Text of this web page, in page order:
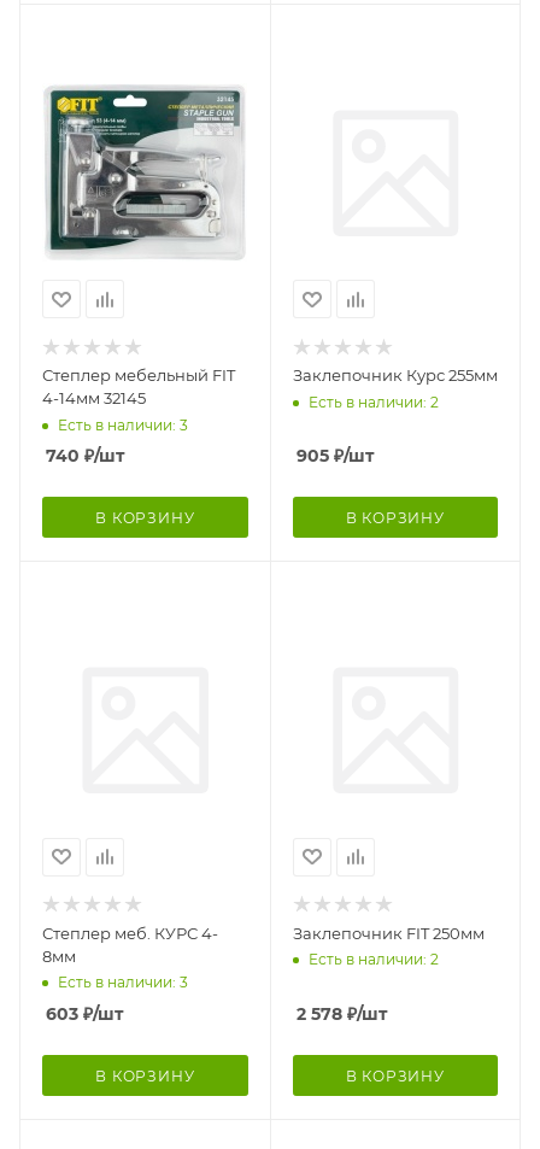
Степлер мебельный FIT
4-14мм 32145
Есть в наличии: 3
740 ₽/шт
В КОРЗИНУ
Заклепочник Курс 255мм
Есть в наличии: 2
905₽/шт
В КОРЗИНУ
Степлер меб. КУРС 4-
8мм
Есть в наличии: 3
603 ₽/шт
В КОРЗИНУ
Заклепочник FIT 250мм
Есть в наличии: 2
2 578₽/шт
В КОРЗИНУ